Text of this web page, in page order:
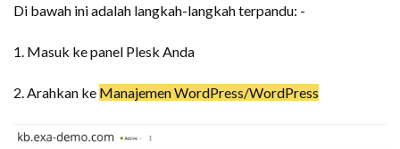
Di bawah ini adalah langkah-langkah terpandu: -
1. Masuk ke panel Plesk Anda
2. Arahkan ke Manajemen WordPress/WordPress